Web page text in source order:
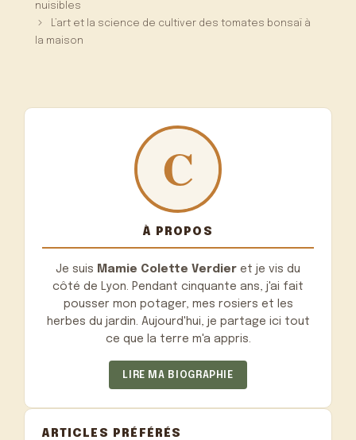
nuisibles
L’art et la science de cultiver des tomates bonsaï à
la maison
À PROPOS
Je suis Mamie Colette Verdier et je vis du
côté de Lyon. Pendant cinquante ans, j'ai fait
pousser mon potager, mes rosiers et les
herbes du jardin. Aujourd'hui, je partage ici tout
ce que la terre m'a appris.
LIRE MA BIOGRAPHIE
ARTICLES PRÉFÉRÉS